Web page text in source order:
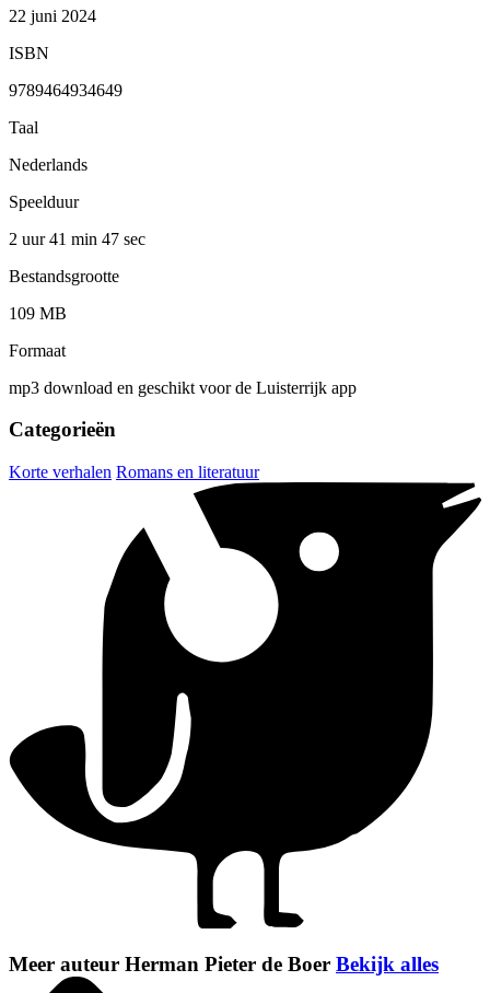
22 juni 2024
ISBN
9789464934649
Taal
Nederlands
Speelduur
2 uur 41 min 47 sec
Bestandsgrootte
109 MB
Formaat
mp3 download en geschikt voor de Luisterrijk app
Categorieën
Korte verhalen Romans en literatuur
Meer auteur Herman Pieter de Boer Bekijk alles